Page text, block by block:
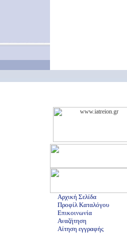
Αρχική Σελίδα
Προφίλ Καταλόγου
Επικοινωνία
Αναζήτηση
Αίτηση εγγραφής